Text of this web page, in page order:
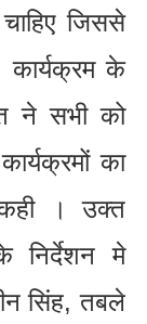
जिससे
कार्यक्रम के
ने सभी को
का
। उक्त
निर्देशन मे
सिंह, तबले